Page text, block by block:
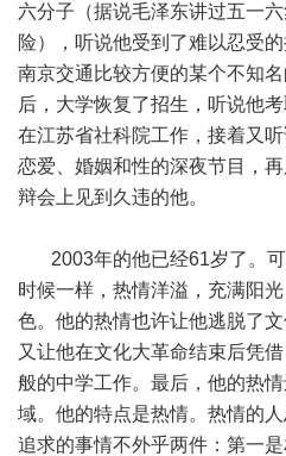
六分子（据说毛泽东讲过五一
险），听说他受到了难以忍受
南京交通比较方便的某个不知
后，大学恢复了招生，听说他
在江苏省社科院工作，接着又
恋爱、婚姻和性的深夜节目，
辩会上见到久违的他。
2003年的他已经61岁了。可
时候一样，热情洋溢，充满阳
色。他的热情也许让他逃脱了
又让他在文化大革命结束后凭
般的中学工作。最后，他的热
域。他的特点是热情。热情的
追求的事情不外乎两件：第一